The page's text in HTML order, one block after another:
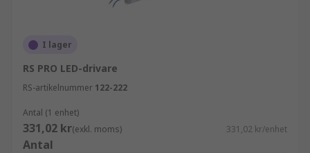
I lager
RS PRO LED-drivare
RS-artikelnummer 122-222
Antal (1 enhet)
331,02 kr(exkl. moms) 331,02 kr/enhet
Antal